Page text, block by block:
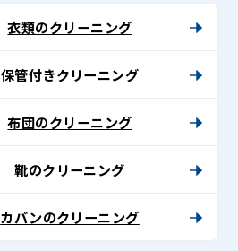
衣類のクリーニング
保管付きクリーニング
布団のクリーニング
靴のクリーニング
カバンのクリーニング